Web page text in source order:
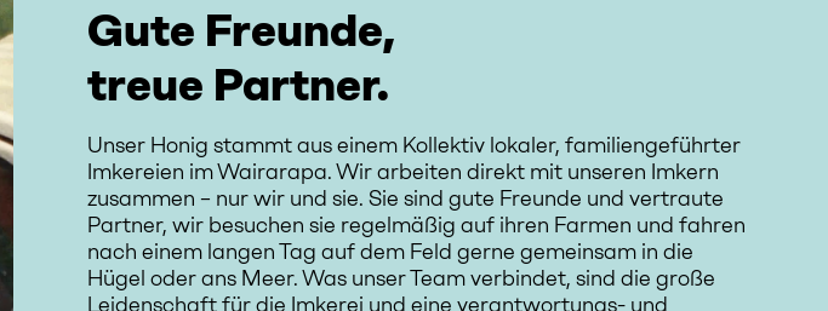
Gute Freunde,
treue Partner.
Unser Honig stammt aus einem Kollektiv lokaler, familiengeführter
Imkereien im Wairarapa. Wir arbeiten direkt mit unseren Imkern
zusammen – nur wir und sie. Sie sind gute Freunde und vertraute
Partner, wir besuchen sie regelmäßig auf ihren Farmen und fahren
nach einem langen Tag auf dem Feld gerne gemeinsam in die
Hügel oder ans Meer. Was unser Team verbindet, sind die große
Leidenschaft für die Imkerei und eine verantwortungs- und